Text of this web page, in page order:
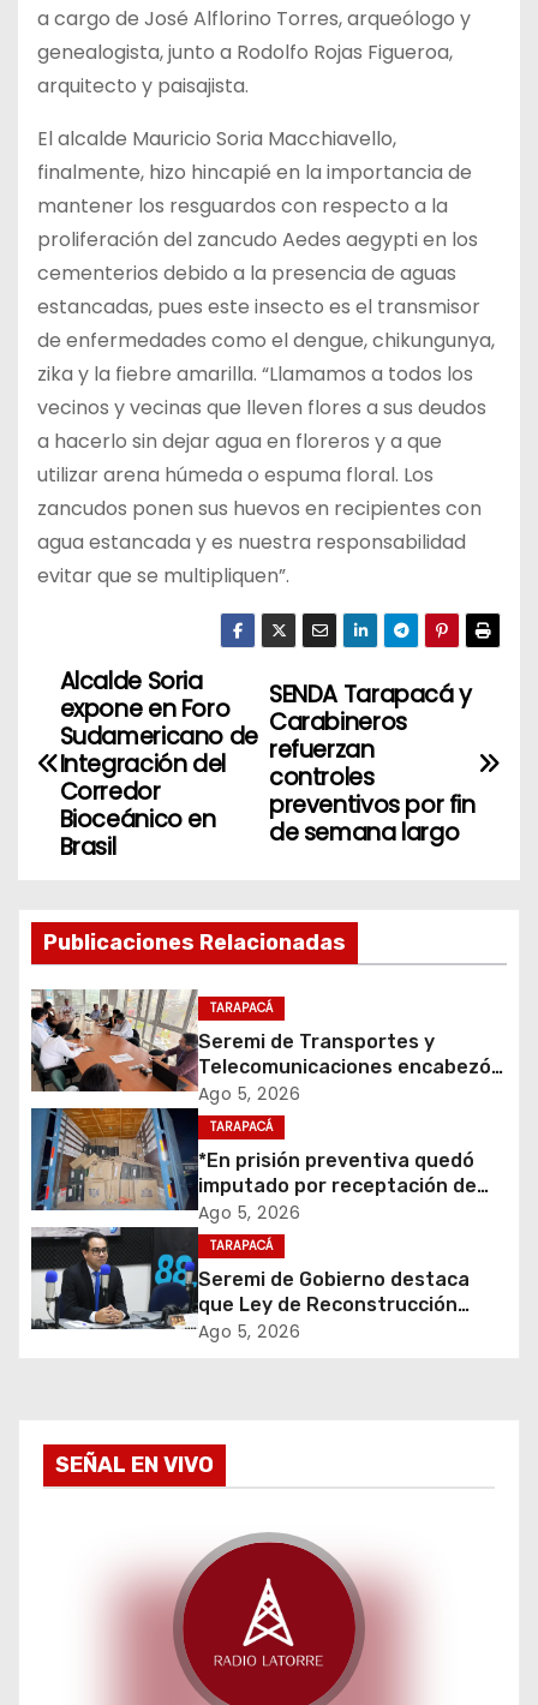
a cargo de José Alflorino Torres, arqueólogo y
genealogista, junto a Rodolfo Rojas Figueroa,
arquitecto y paisajista.
El alcalde Mauricio Soria Macchiavello,
finalmente, hizo hincapié en la importancia de
mantener los resguardos con respecto a la
proliferación del zancudo Aedes aegypti en los
cementerios debido a la presencia de aguas
estancadas, pues este insecto es el transmisor
de enfermedades como el dengue, chikungunya,
zika y la fiebre amarilla. “Llamamos a todos los
vecinos y vecinas que lleven flores a sus deudos
a hacerlo sin dejar agua en floreros y a que
utilizar arena húmeda o espuma floral. Los
zancudos ponen sus huevos en recipientes con
agua estancada y es nuestra responsabilidad
evitar que se multipliquen”.
N
a
a
c
i
ó
n
d
e
e
r
a
SENDA Tarapacá y
Carabineros
refuerzan
controles
preventivos por fin
de semana largo
Alcalde Soria
expone en Foro
Sudamericano de
Integración del
Corredor
Bioceánico en
Brasil
Publicaciones Relacionadas
TARAPACÁ
Seremi de Transportes y
Telecomunicaciones encabezó
primera mesa de coordinación
para el retiro de cables en
desuso en Iquique
Ago 5, 2026
TARAPACÁ
*En prisión preventiva quedó
imputado por receptación de
cigarrillos avaluados en $1.600
millones*
Ago 5, 2026
TARAPACÁ
Seremi de Gobierno destaca
que Ley de Reconstrucción
Nacional impulsará la inversión
Ago 5, 2026
SEÑAL EN VIVO